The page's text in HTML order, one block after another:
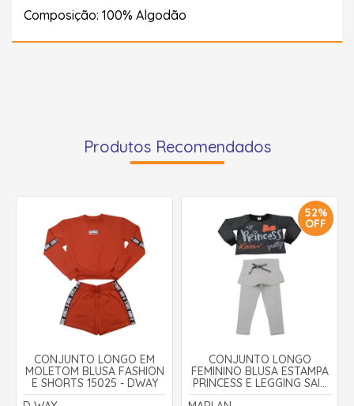
Composição: 100% Algodão
Produtos Recomendados
CONJUNTO LONGO EM
MOLETOM BLUSA FASHION
E SHORTS 15025 - DWAY
52%
OFF
CONJUNTO LONGO
FEMININO BLUSA ESTAMPA
PRINCESS E LEGGING SAIA
MOLETTON 22606 -